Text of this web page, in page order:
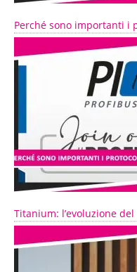
Perché sono importanti i
Titanium: l’evoluzione